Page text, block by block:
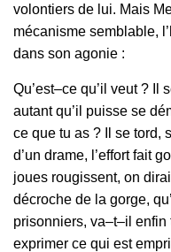
volontiers de lui. Mais
mécanisme semblable,
dans son agonie :
Qu’est–ce qu’il veut ? Il
autant qu’il puisse se
ce que tu as ? Il se tord,
d’un drame, l’effort fait
joues rougissent, on
décroche de la gorge,
prisonniers, va–t–il
exprimer ce qui est